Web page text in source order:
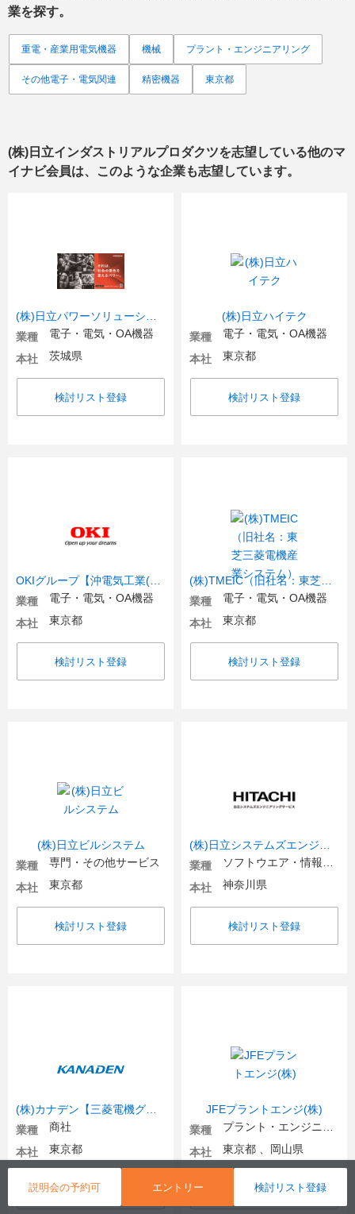
説明会の予約可 エントリー 検討リスト登録
業を探す。
重電・産業用電気機器 機械 プラント・エンジニアリング
その他電子・電気関連 精密機器 東京都
(株)日立インダストリアルプロダクツを志望している他のマ
イナビ会員は、このような企業も志望しています。
業種
電子・電気・OA機器
本社
茨城県
検討リスト登録
(株)日立ハイテク
業種
電子・電気・OA機器
本社
東京都
検討リスト登録
業種
電子・電気・OA機器
本社
東京都
検討リスト登録
業種
電子・電気・OA機器
本社
東京都
検討リスト登録
(株)日立ビルシステム
業種
専門・その他サービス
本社
東京都
検討リスト登録
業種
本社
神奈川県
検討リスト登録
業種
商社
本社
東京都
検討リスト登録
JFEプラントエンジ(株)
業種
本社
東京都 、岡山県
検討リスト登録